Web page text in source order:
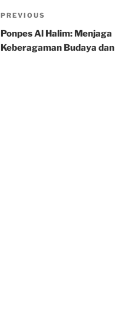
Post
navigation
Previous
Post
PREVIOUS
Ponpes Al Halim: Menjaga
Keberagaman Budaya